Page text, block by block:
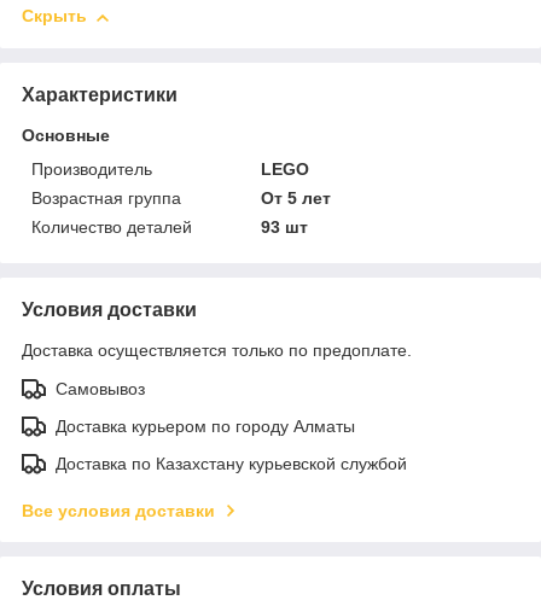
Скрыть
Характеристики
Основные
Производитель
LEGO
Возрастная группа
От 5 лет
Количество деталей
93 шт
Условия доставки
Доставка осуществляется только по предоплате.
Самовывоз
Доставка курьером по городу Алматы
Доставка по Казахстану курьевской службой
Все условия доставки
Условия оплаты